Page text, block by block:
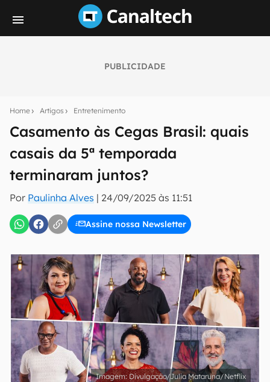
PUBLICIDADE
Home Artigos Entretenimento
Casamento às Cegas Brasil: quais
casais da 5ª temporada
terminaram juntos?
Por Paulinha Alves | 24/09/2025 às 11:51
Assine nossa Newsletter
notícias e reviews sobre tecnologia em primeira
E-mail
inscreva-se
Divulgação/Julia Mataruna/Netflix